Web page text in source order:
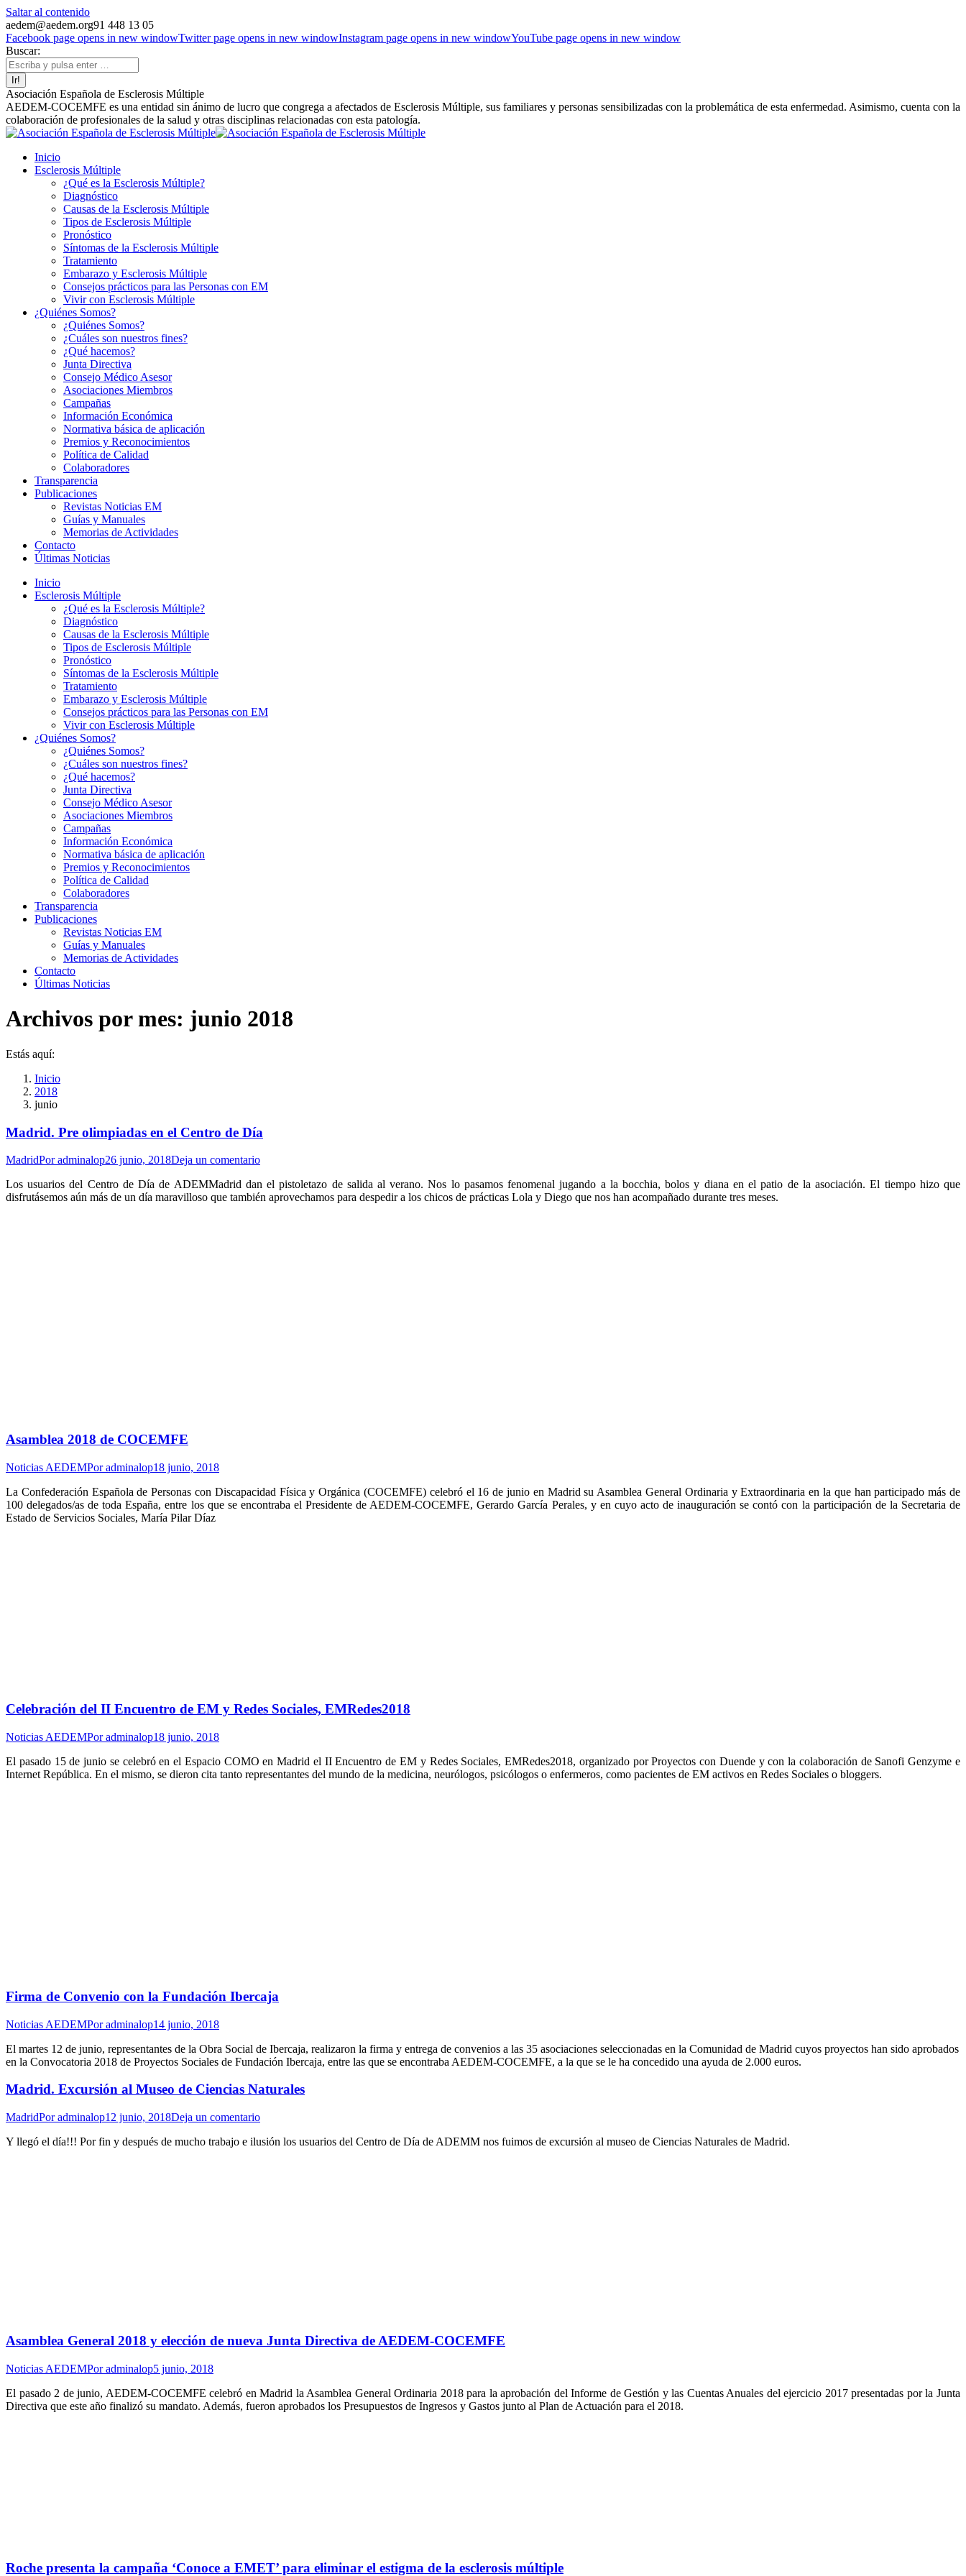
Saltar al contenido
aedem@aedem.org91 448 13 05
Facebook page opens in new windowTwitter page opens in new windowInstagram page opens in new windowYouTube page opens in new window
Buscar:
Asociación Española de Esclerosis Múltiple
AEDEM-COCEMFE es una entidad sin ánimo de lucro que congrega a afectados de Esclerosis Múltiple, sus familiares y personas sensibilizadas con la problemática de esta enfermedad. Asimismo, cuenta con la
colaboración de profesionales de la salud y otras disciplinas relacionadas con esta patología.
Inicio
Esclerosis Múltiple
¿Qué es la Esclerosis Múltiple?
Diagnóstico
Causas de la Esclerosis Múltiple
Tipos de Esclerosis Múltiple
Pronóstico
Síntomas de la Esclerosis Múltiple
Tratamiento
Embarazo y Esclerosis Múltiple
Consejos prácticos para las Personas con EM
Vivir con Esclerosis Múltiple
¿Quiénes Somos?
¿Quiénes Somos?
¿Cuáles son nuestros fines?
¿Qué hacemos?
Junta Directiva
Consejo Médico Asesor
Asociaciones Miembros
Campañas
Información Económica
Normativa básica de aplicación
Premios y Reconocimientos
Política de Calidad
Colaboradores
Transparencia
Publicaciones
Revistas Noticias EM
Guías y Manuales
Memorias de Actividades
Contacto
Últimas Noticias
Inicio
Esclerosis Múltiple
¿Qué es la Esclerosis Múltiple?
Diagnóstico
Causas de la Esclerosis Múltiple
Tipos de Esclerosis Múltiple
Pronóstico
Síntomas de la Esclerosis Múltiple
Tratamiento
Embarazo y Esclerosis Múltiple
Consejos prácticos para las Personas con EM
Vivir con Esclerosis Múltiple
¿Quiénes Somos?
¿Quiénes Somos?
¿Cuáles son nuestros fines?
¿Qué hacemos?
Junta Directiva
Consejo Médico Asesor
Asociaciones Miembros
Campañas
Información Económica
Normativa básica de aplicación
Premios y Reconocimientos
Política de Calidad
Colaboradores
Transparencia
Publicaciones
Revistas Noticias EM
Guías y Manuales
Memorias de Actividades
Contacto
Últimas Noticias
Archivos por mes: junio 2018
Estás aquí:
Inicio
2018
junio
Madrid. Pre olimpiadas en el Centro de Día
MadridPoradminalop26 junio, 2018Deja un comentario
Los usuarios del Centro de Día de ADEMMadrid dan el pistoletazo de salida al verano. Nos lo pasamos fenomenal jugando a la bocchia, bolos y diana en el patio de la asociación. El tiempo hizo que
disfrutásemos aún más de un día maravilloso que también aprovechamos para despedir a los chicos de prácticas Lola y Diego que nos han acompañado durante tres meses.
Asamblea 2018 de COCEMFE
Noticias AEDEMPoradminalop18 junio, 2018
La Confederación Española de Personas con Discapacidad Física y Orgánica (COCEMFE) celebró el 16 de junio en Madrid su Asamblea General Ordinaria y Extraordinaria en la que han participado más de
100 delegados/as de toda España, entre los que se encontraba el Presidente de AEDEM-COCEMFE, Gerardo García Perales, y en cuyo acto de inauguración se contó con la participación de la Secretaria de
Estado de Servicios Sociales, María Pilar Díaz
Celebración del II Encuentro de EM y Redes Sociales, EMRedes2018
Noticias AEDEMPoradminalop18 junio, 2018
El pasado 15 de junio se celebró en el Espacio COMO en Madrid el II Encuentro de EM y Redes Sociales, EMRedes2018, organizado por Proyectos con Duende y con la colaboración de Sanofi Genzyme e
Internet República. En el mismo, se dieron cita tanto representantes del mundo de la medicina, neurólogos, psicólogos o enfermeros, como pacientes de EM activos en Redes Sociales o bloggers.
Firma de Convenio con la Fundación Ibercaja
Noticias AEDEMPoradminalop14 junio, 2018
El martes 12 de junio, representantes de la Obra Social de Ibercaja, realizaron la firma y entrega de convenios a las 35 asociaciones seleccionadas en la Comunidad de Madrid cuyos proyectos han sido aprobados
en la Convocatoria 2018 de Proyectos Sociales de Fundación Ibercaja, entre las que se encontraba AEDEM-COCEMFE, a la que se le ha concedido una ayuda de 2.000 euros.
Madrid. Excursión al Museo de Ciencias Naturales
MadridPoradminalop12 junio, 2018Deja un comentario
Y llegó el día!!! Por fin y después de mucho trabajo e ilusión los usuarios del Centro de Día de ADEMM nos fuimos de excursión al museo de Ciencias Naturales de Madrid.
Asamblea General 2018 y elección de nueva Junta Directiva de AEDEM-COCEMFE
Noticias AEDEMPoradminalop5 junio, 2018
El pasado 2 de junio, AEDEM-COCEMFE celebró en Madrid la Asamblea General Ordinaria 2018 para la aprobación del Informe de Gestión y las Cuentas Anuales del ejercicio 2017 presentadas por la Junta
Directiva que este año finalizó su mandato. Además, fueron aprobados los Presupuestos de Ingresos y Gastos junto al Plan de Actuación para el 2018.
Roche presenta la campaña ‘Conoce a EMET’ para eliminar el estigma de la esclerosis múltiple